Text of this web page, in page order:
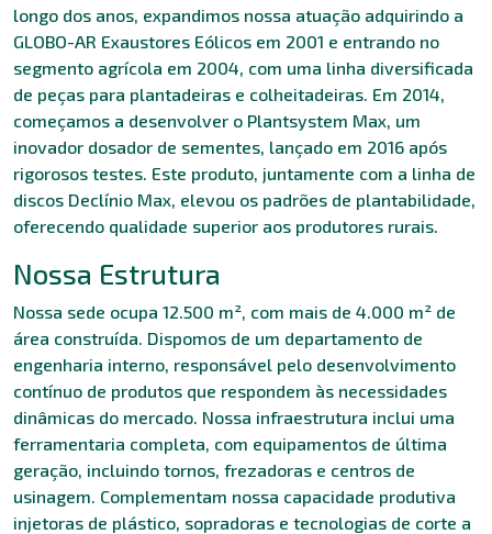
longo dos anos, expandimos nossa atuação adquirindo a
GLOBO-AR Exaustores Eólicos em 2001 e entrando no
segmento agrícola em 2004, com uma linha diversificada
de peças para plantadeiras e colheitadeiras. Em 2014,
começamos a desenvolver o Plantsystem Max, um
inovador dosador de sementes, lançado em 2016 após
rigorosos testes. Este produto, juntamente com a linha de
discos Declínio Max, elevou os padrões de plantabilidade,
oferecendo qualidade superior aos produtores rurais.
Nossa Estrutura
Nossa sede ocupa 12.500 m², com mais de 4.000 m² de
área construída. Dispomos de um departamento de
engenharia interno, responsável pelo desenvolvimento
contínuo de produtos que respondem às necessidades
dinâmicas do mercado. Nossa infraestrutura inclui uma
ferramentaria completa, com equipamentos de última
geração, incluindo tornos, frezadoras e centros de
usinagem. Complementam nossa capacidade produtiva
injetoras de plástico, sopradoras e tecnologias de corte a